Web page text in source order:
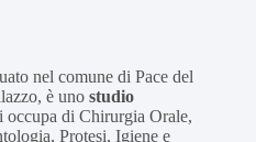
nel comune di Pace del
è uno studio
occupa di Chirurgia Orale,
Protesi, Igiene e